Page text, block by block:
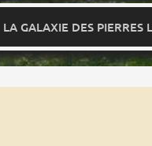
LA GALAXIE DES PIERRES